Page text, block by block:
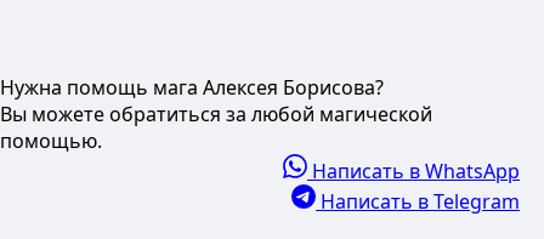
Нужна помощь мага Алексея Борисова?
Вы можете обратиться за любой магической
помощью.
Написать в WhatsApp
Написать в Telegram